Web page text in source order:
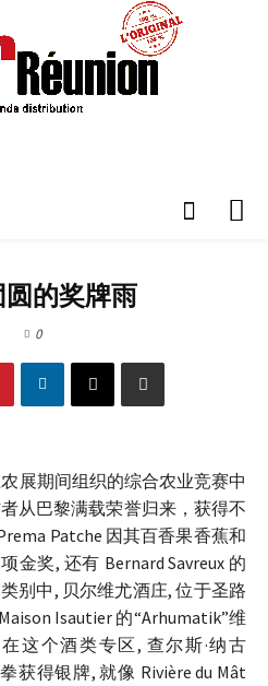
的奖牌雨
0
展期间组织的综合农业竞赛中
从巴黎满载荣誉归来，获得不
Patche 因其百香果香蕉和
金奖, 还有 Bernard Savreux 的
别中, 贝尔维尤酒庄, 位于圣路
Isautier 的“Arhumatik”维
这个酒类专区, 查尔斯·纳古
获得银牌, 就像 Rivière du Mât